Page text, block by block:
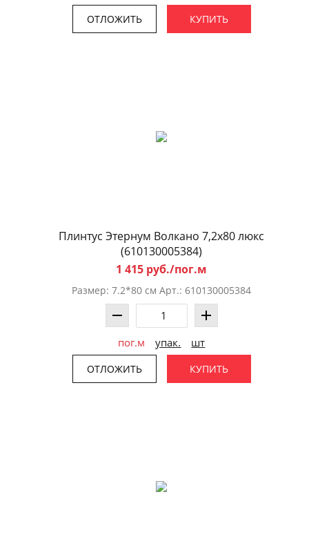
ОТЛОЖИТЬ КУПИТЬ
Плинтус Этернум Волкано 7,2x80 люкс
(610130005384)
1 415 руб./пог.м
Размер: 7.2*80 см Арт.: 610130005384
пог.м упак. шт
ОТЛОЖИТЬ КУПИТЬ